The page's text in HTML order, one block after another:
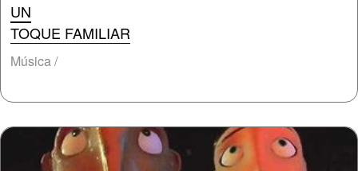
UN
TOQUE FAMILIAR
Música /